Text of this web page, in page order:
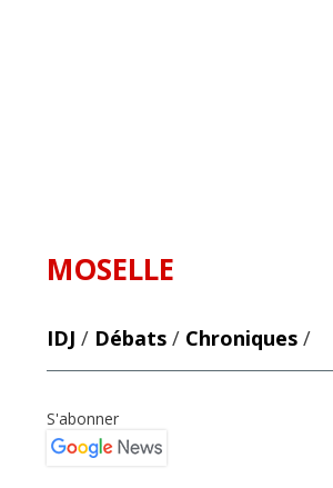
MOSELLE
IDJ / Débats / Chroniques /
S'abonner